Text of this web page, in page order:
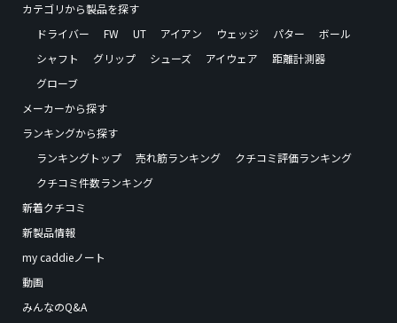
カテゴリから製品を探す
ドライバー
FW UT アイアン ウェッジ パター
ボール
シャフト
グリップ シューズ アイウェア
距離計測器
グローブ
メーカーから探す
ランキングから探す
ランキングトップ
売れ筋ランキング
クチコミ評価ランキング
クチコミ件数ランキング
新着クチコミ
新製品情報
my caddieノート
動画
みんなのQ&A